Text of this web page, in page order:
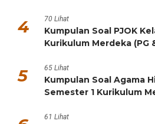
4 70 Lihat
Kumpulan Soal PJOK
Kurikulum Merdeka (PG
5 65 Lihat
Kumpulan Soal Agama
Semester 1 Kurikulum
61 Lihat